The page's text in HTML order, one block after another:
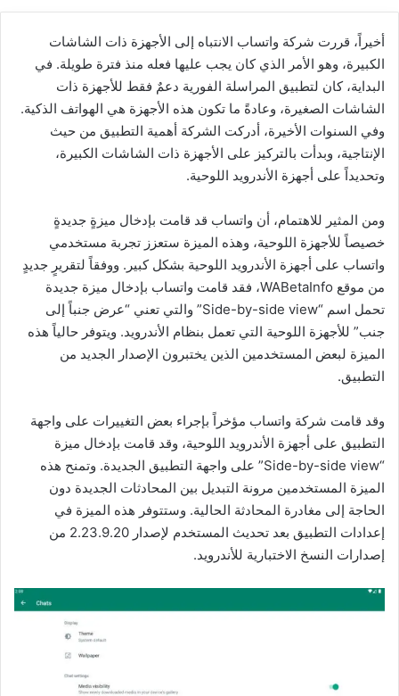
أخيراً، قررت شركة واتساب الانتباه إلى الأجهزة ذات الشاشات
الكبيرة، وهو الأمر الذي كان يجب عليها فعله منذ فترة طويلة. في
البداية، كان لتطبيق المراسلة الفورية دعمٌ فقط للأجهزة ذات
الشاشات الصغيرة، وعادةً ما تكون هذه الأجهزة هي الهواتف الذكية.
وفي السنوات الأخيرة، أدركت الشركة أهمية التطبيق من حيث
الإنتاجية، وبدأت بالتركيز على الأجهزة ذات الشاشات الكبيرة،
وتحديداً على أجهزة الأندرويد اللوحية.
ومن المثير للاهتمام، أن واتساب قد قامت بإدخال ميزةٍ جديدةٍ
خصيصاً للأجهزة اللوحية، وهذه الميزة ستعزز تجربة مستخدمي
واتساب على أجهزة الأندرويد اللوحية بشكل كبير. ووفقاً لتقريرٍ جديدٍ
من موقع WABetaInfo، فقد قامت واتساب بإدخال ميزة جديدة
تحمل اسم “Side-by-side view” والتي تعني “عرض جنباً إلى
جنب” للأجهزة اللوحية التي تعمل بنظام الأندرويد. ويتوفر حالياً هذه
الميزة لبعض المستخدمين الذين يختبرون الإصدار الجديد من
التطبيق.
وقد قامت شركة واتساب مؤخراً بإجراء بعض التغييرات على واجهة
التطبيق على أجهزة الأندرويد اللوحية، وقد قامت بإدخال ميزة
“Side-by-side view” على واجهة التطبيق الجديدة. وتمنح هذه
الميزة المستخدمين مرونة التبديل بين المحادثات الجديدة دون
الحاجة إلى مغادرة المحادثة الحالية. وستتوفر هذه الميزة في
إعدادات التطبيق بعد تحديث المستخدم لإصدار 2.23.9.20 من
إصدارات النسخ الاختبارية للأندرويد.